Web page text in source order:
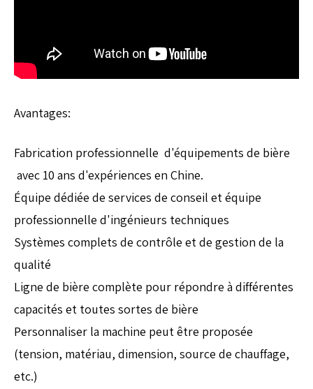
Avantages:
Fabrication professionnelle d'équipements de bière
avec 10 ans d'expériences en Chine.
Équipe dédiée de services de conseil et équipe
professionnelle d'ingénieurs techniques
Systèmes complets de contrôle et de gestion de la
qualité
Ligne de bière complète pour répondre à différentes
capacités et toutes sortes de bière
Personnaliser la machine peut être proposée
(tension, matériau, dimension, source de chauffage,
etc.)